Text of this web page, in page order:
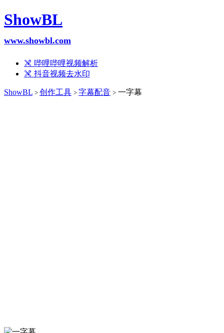
ShowBL
www.showbl.com
哔哩哔哩视频解析
抖音视频去水印
ShowBL > 创作工具 > 字幕配音 > 一字幕